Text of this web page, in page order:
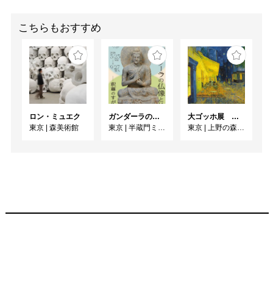
こちらもおすすめ
ロン・ミュエク
東京
森美術館
ガンダーラの仏像と仏伝ー釈尊のすがたー
東京
半蔵門ミュージアム
大ゴッホ展 夜のカフェテラス
東京
上野の森美術館